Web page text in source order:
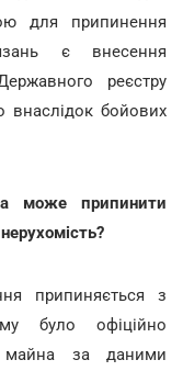
для припинення
є внесення
реєстру
бойових
може припинити
припиняється з
було офіційно
майна за даними